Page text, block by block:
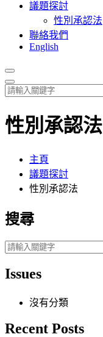
議題探討
性別承認法
聯絡我們
English
性別承認法
主頁
議題探討
性別承認法
搜尋
Issues
沒有分類
Recent Posts